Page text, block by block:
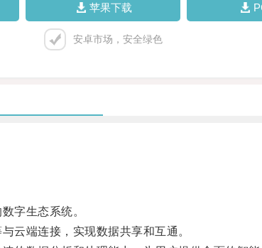
苹果下载
安卓市场，安全绿色
字生态系统。
端连接，实现数据共享和互通。